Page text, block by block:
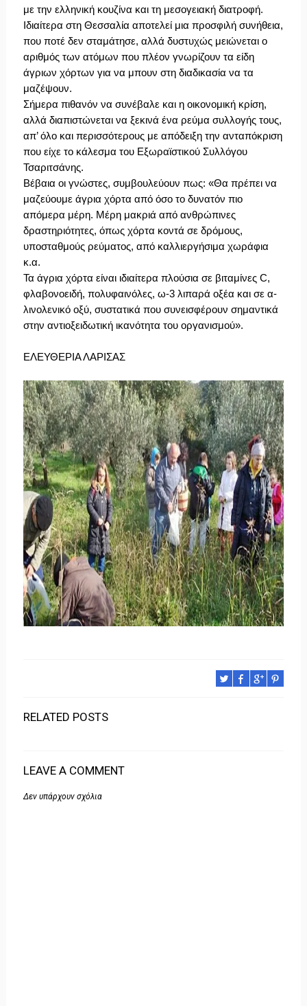
με την ελληνική κουζίνα και τη μεσογειακή διατροφή.
Ιδιαίτερα στη Θεσσαλία αποτελεί μια προσφιλή συνήθεια,
που ποτέ δεν σταμάτησε, αλλά δυστυχώς μειώνεται ο
αριθμός των ατόμων που πλέον γνωρίζουν τα είδη
άγριων χόρτων για να μπουν στη διαδικασία να τα
μαζέψουν.
Σήμερα πιθανόν να συνέβαλε και η οικονομική κρίση,
αλλά διαπιστώνεται να ξεκινά ένα ρεύμα συλλογής τους,
απ’ όλο και περισσότερους με απόδειξη την ανταπόκριση
που είχε το κάλεσμα του Εξωραϊστικού Συλλόγου
Τσαριτσάνης.
Βέβαια οι γνώστες, συμβουλεύουν πως: «Θα πρέπει να
μαζεύουμε άγρια χόρτα από όσο το δυνατόν πιο
απόμερα μέρη. Μέρη μακριά από ανθρώπινες
δραστηριότητες, όπως χόρτα κοντά σε δρόμους,
υποσταθμούς ρεύματος, από καλλιεργήσιμα χωράφια
κ.α.
Τα άγρια χόρτα είναι ιδιαίτερα πλούσια σε βιταμίνες C,
φλαβονοειδή, πολυφαινόλες, ω-3 λιπαρά οξέα και σε α-
λινολενικό οξύ, συστατικά που συνεισφέρουν σημαντικά
στην αντιοξειδωτική ικανότητα του οργανισμού».
ΕΛΕΥΘΕΡΙΑ ΛΑΡΙΣΑΣ
RELATED POSTS
LEAVE A COMMENT
Δεν υπάρχουν σχόλια